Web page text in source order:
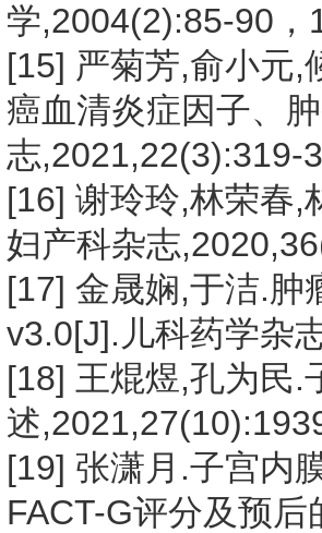
学,2004(2):85-90，
[15] 严菊芳,俞小元,
癌血清炎症因子、
志,2021,22(3):319-
[16] 谢玲玲,林荣春,
妇产科杂志
[17] 金晟娴,于洁.
v3.0[J].儿科药学杂
[18] 王焜煜,孔为民.
述
[19] 张潇月.子宫内
FACT-G评分及预